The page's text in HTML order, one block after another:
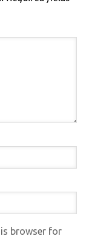
browser for